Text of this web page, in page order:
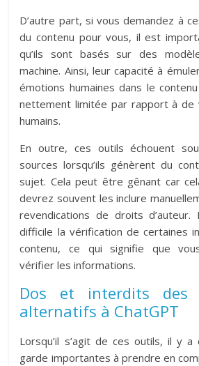
D’autre part, si vous demandez à
du contenu pour vous, il est
qu’ils sont basés sur des
machine. Ainsi, leur capacité à
émotions humaines dans le
nettement limitée par rapport à de
humains.
En outre, ces outils échouent
sources lorsqu’ils génèrent du
sujet. Cela peut être gênant car
devrez souvent les inclure
revendications de droits
difficile la vérification de certaines
contenu, ce qui signifie que
vérifier les informations.
Dos et interdits des
alternatifs à ChatGPT
Lorsqu’il s’agit de ces outils, il y a
garde importantes à prendre en